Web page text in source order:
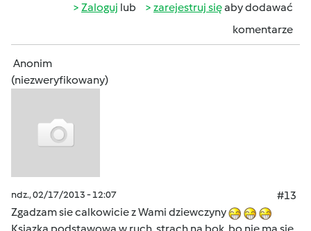
Zaloguj lub zarejestruj sięaby dodawać
komentarze
Anonim
(niezweryfikowany)
ndz., 02/17/2013 - 12:07
#13
Zgadzam sie calkowicie z Wami dziewczyny